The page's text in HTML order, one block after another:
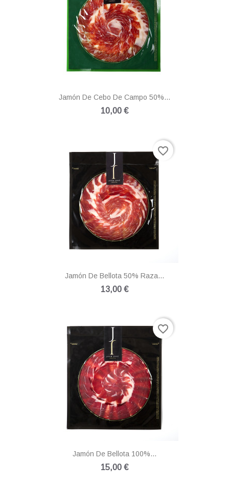
Jamón De Cebo De Campo 50%...
10,00 €
Jamón De Bellota 50% Raza...
13,00 €
favorite_border
Jamón De Bellota 100%...
15,00 €
favorite_border